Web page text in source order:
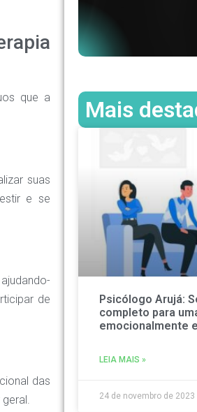
que a
suas
e se
de
das
Mais
Psicólogo Arujá:
completo para
emocionalmente
LEIA MAIS »
24 de novembro de 2023